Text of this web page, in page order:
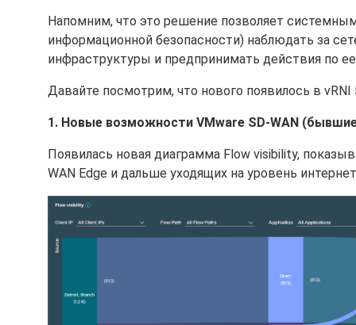
Напомним, что это решение позволяет
информационной безопасности) наблюдать за
инфраструктуры и предпринимать действия по
Давайте посмотрим, что нового появилось в vRNI
1. Новые возможности VMware SD-WAN
Появилась новая диаграмма Flow visibility,
WAN Edge и дальше уходящих на уровень